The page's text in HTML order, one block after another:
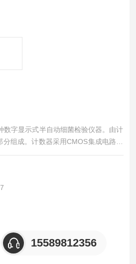
数字显示式半自动细菌检验仪器。由计
组成。计数器采用CMOS集成电路设
池内，采用节能环形灯侧射照明，菌落
床标本中细菌数的检验。
15589812356